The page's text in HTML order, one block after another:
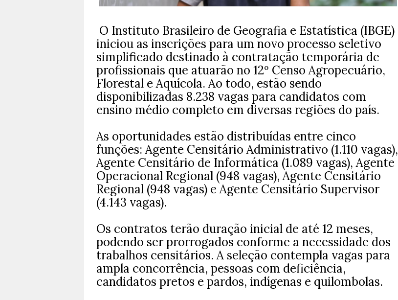
O Instituto Brasileiro de Geografia e Estatística (IBGE)
iniciou as inscrições para um novo processo seletivo
simplificado destinado à contratação temporária de
profissionais que atuarão no 12º Censo Agropecuário,
Florestal e Aquícola. Ao todo, estão sendo
disponibilizadas 8.238 vagas para candidatos com
ensino médio completo em diversas regiões do país.
As oportunidades estão distribuídas entre cinco
funções: Agente Censitário Administrativo (1.110 vagas),
Agente Censitário de Informática (1.089 vagas), Agente
Operacional Regional (948 vagas), Agente Censitário
Regional (948 vagas) e Agente Censitário Supervisor
(4.143 vagas).
Os contratos terão duração inicial de até 12 meses,
podendo ser prorrogados conforme a necessidade dos
trabalhos censitários. A seleção contempla vagas para
ampla concorrência, pessoas com deficiência,
candidatos pretos e pardos, indígenas e quilombolas.